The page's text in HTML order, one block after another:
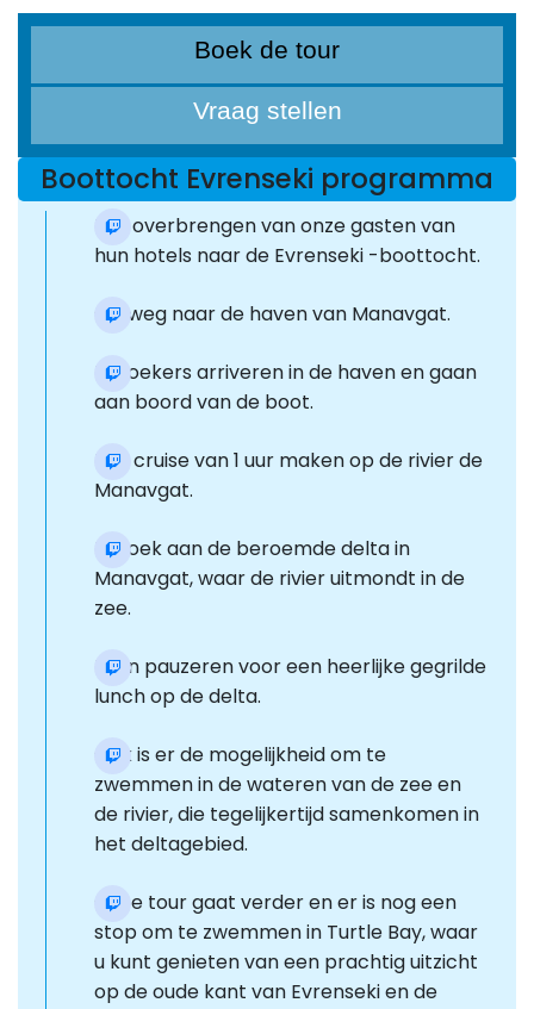
Boek de tour
Vraag stellen
Boottocht Evrenseki programma
Het overbrengen van onze gasten van
hun hotels naar de Evrenseki -boottocht.
Op weg naar de haven van Manavgat.
Bezoekers arriveren in de haven en gaan
aan boord van de boot.
Een cruise van 1 uur maken op de rivier de
Manavgat.
Bezoek aan de beroemde delta in
Manavgat, waar de rivier uitmondt in de
zee.
Even pauzeren voor een heerlijke gegrilde
lunch op de delta.
Ook is er de mogelijkheid om te
zwemmen in de wateren van de zee en
de rivier, die tegelijkertijd samenkomen in
het deltagebied.
Onze tour gaat verder en er is nog een
stop om te zwemmen in Turtle Bay, waar
u kunt genieten van een prachtig uitzicht
op de oude kant van Evrenseki en de